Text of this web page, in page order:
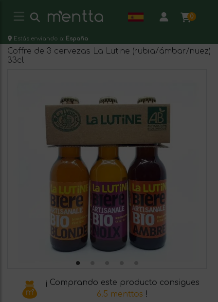
0
Estás enviando a: España
Coffre de 3 cervezas La Lutine (rubia/ámbar/nuez)
33cl
¡ Comprando este producto consigues
6.5 menttos !